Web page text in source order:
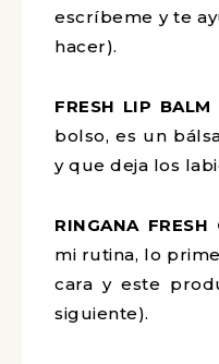
escríbeme y te
hacer).
FRESH LIP BALM
bolso, es un
y que deja los
RINGANA FRESH
mi rutina, lo
cara y este
siguiente).